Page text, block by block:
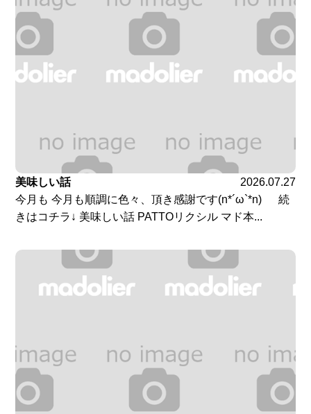
美味しい話
2026.07.27
今月も 今月も順調に色々、頂き感謝です(n*´ω`*n) 続
きはコチラ↓ 美味しい話 PATTOリクシル マド本...